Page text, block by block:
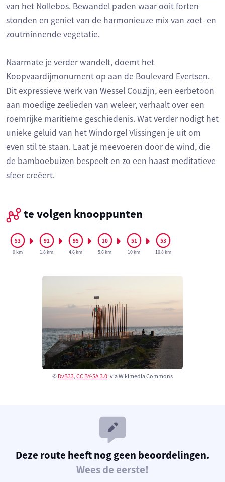
© DvB33, CC BY-SA 3.0, via Wikimedia Commons
van het Nollebos. Bewandel paden waar ooit forten
stonden en geniet van de harmonieuze mix van zoet- en
zoutminnende vegetatie.
Naarmate je verder wandelt, doemt het
Koopvaardijmonument op aan de Boulevard Evertsen.
Dit expressieve werk van Wessel Couzijn, een eerbetoon
aan moedige zeelieden van weleer, verhaalt over een
roemrijke maritieme geschiedenis. Wat verder nodigt het
unieke geluid van het Windorgel Vlissingen je uit om
even stil te staan. Laat je meevoeren door de wind, die
de bamboebuizen bespeelt en zo een haast meditatieve
sfeer creëert.
te volgen knooppunten
0 km 1.8 km 4.6 km 5.6 km 10 km 10.8 km
Deze route heeft nog geen beoordelingen.
Wees de eerste!